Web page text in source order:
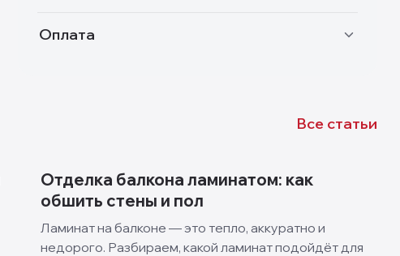
Оплата
Все статьи
Отделка балкона ламинатом: как
обшить стены и пол
Ламинат на балконе — это тепло, аккуратно и
недорого. Разбираем, какой ламинат подойдёт для